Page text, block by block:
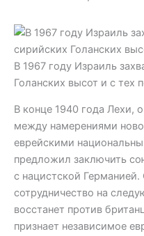
В 1967 году Израиль
Голанских высот и с тех
В конце 1940 года Лехи,
между намерениями
еврейскими
предложил заключить
с нацистской
сотрудничество на
восстанет против
признает независимое